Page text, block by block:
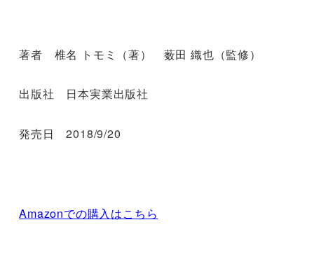
著者 椎名 トモミ（著） 薮田 織也（監修）
出版社 日本実業出版社
発売日 2018/9/20
Amazonでの購入はこちら